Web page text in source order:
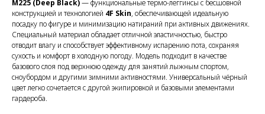
M225 (Deep Black)— функциональные термо-леггинсы с бесшовной
конструкцией и технологией 4F Skin, обеспечивающей идеальную
посадку по фигуре и минимизацию натираний при активных движениях.
Специальный материал обладает отличной эластичностью, быстро
отводит влагу и способствует эффективному испарению пота, сохраняя
сухость и комфорт в холодную погоду. Модель подходит в качестве
базового слоя под верхнюю одежду для занятий лыжным спортом,
сноубордом и другими зимними активностями. Универсальный чёрный
цвет легко сочетается с другой экипировкой и базовыми элементами
гардероба.